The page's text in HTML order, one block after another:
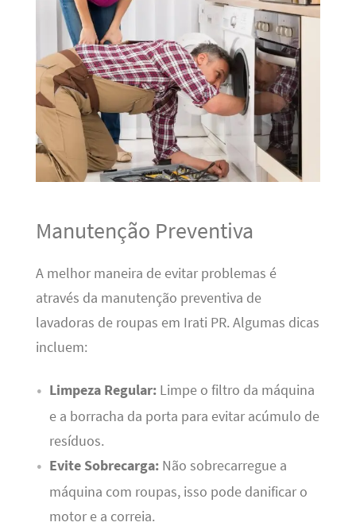
Manutenção Preventiva
A melhor maneira de evitar problemas é
através da manutenção preventiva de
lavadoras de roupas em Irati PR. Algumas dicas
incluem:
Limpeza Regular:Limpe o filtro da máquina
e a borracha da porta para evitar acúmulo de
resíduos.
Evite Sobrecarga:Não sobrecarregue a
máquina com roupas, isso pode danificar o
motor e a correia.